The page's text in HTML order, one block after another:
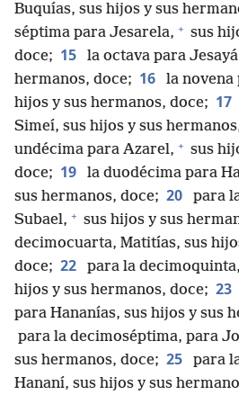
Buquías, sus hijos y sus
séptima para Jesarela, + sus
doce; 15
la octava para
hermanos, doce; 16
la novena
hijos y sus hermanos, doce; 17
Simeí, sus hijos y sus
undécima para Azarel, + sus
doce; 19
la duodécima para
sus hermanos, doce; 20
para
Subael, + sus hijos y sus
decimocuarta, Matitías, sus
doce; 22
para la
hijos y sus hermanos, doce; 23
para Hananías, sus hijos y sus
para la decimoséptima, para
sus hermanos, doce; 25
para
Hananí, sus hijos y sus